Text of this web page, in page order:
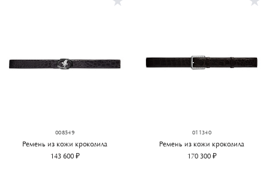
008549
Ремень из кожи крокодила
143 600 ₽
011340
Ремень из кожи крокодила
170 300 ₽